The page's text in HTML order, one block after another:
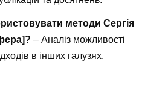
методи Сергія
– Аналіз можливості
в інших галузях.